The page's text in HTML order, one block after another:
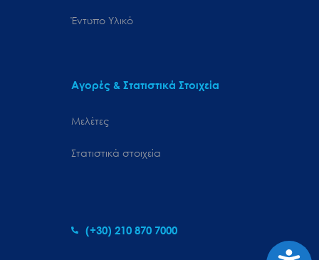
Έντυπο Υλικό
Αγορές & Στατιστικά Στοιχεία
Μελέτες
Στατιστικά στοιχεία
(+30) 210 870 7000